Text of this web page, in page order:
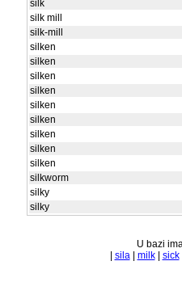
silk
silk mill
silk-mill
silken
silken
silken
silken
silken
silken
silken
silken
silken
silkworm
silky
silky
U bazi
sila| milk| sick